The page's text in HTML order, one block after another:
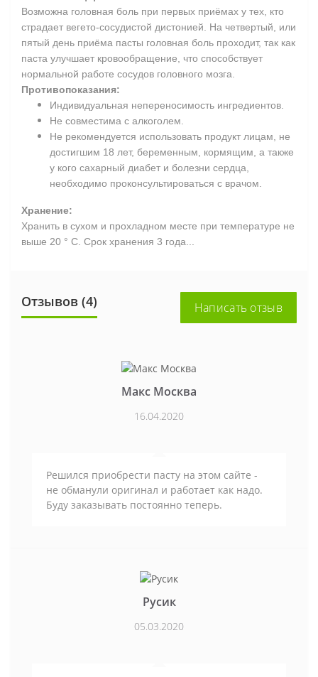
Возможна головная боль при первых приёмах у тех, кто
страдает вегето-сосудистой дистонией. На четвертый, или
пятый день приёма пасты головная боль проходит, так как
паста улучшает кровообращение, что способствует
нормальной работе сосудов головного мозга.
Противопоказания:
Индивидуальная непереносимость ингредиентов.
Не совместима с алкоголем.
Не рекомендуется использовать продукт лицам, не
достигшим 18 лет, беременным, кормящим, а также
у кого сахарный диабет и болезни сердца,
необходимо проконсультироваться с врачом.
Хранение:
Хранить в сухом и прохладном месте при температуре не
выше 20 ° C. Срок хранения 3 года...
Отзывов (4) Написать отзыв
Макс Москва
16.04.2020
Решился приобрести пасту на этом сайте -
не обманули оригинал и работает как надо.
Буду заказывать постоянно теперь.
Русик
05.03.2020